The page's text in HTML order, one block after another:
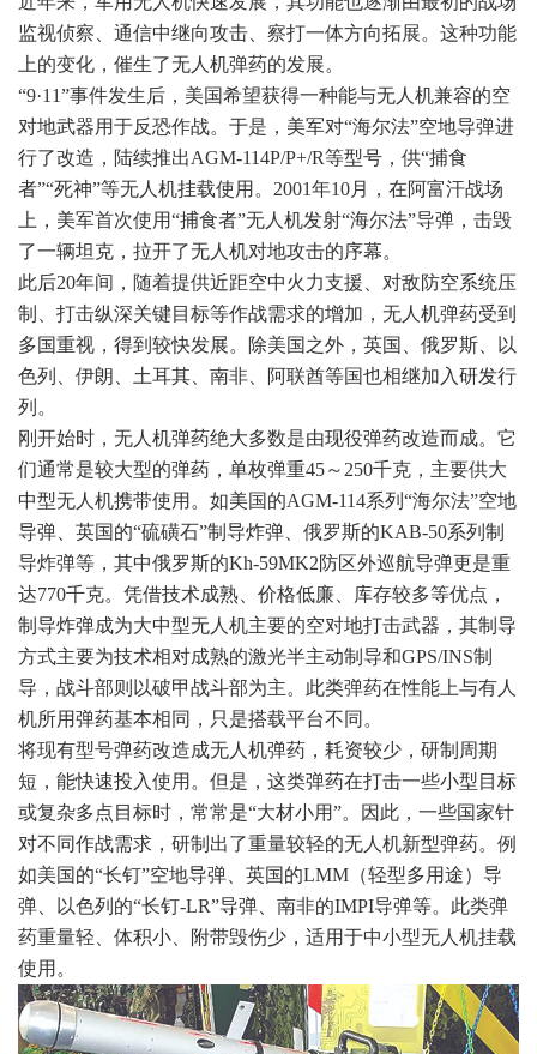
监视侦察、通信中继向攻击、察打一体方向拓展。这种功能
上的变化，催生了无人机弹药的发展。
“9·11”事件发生后，美国希望获得一种能与无人机兼容的空
对地武器用于反恐作战。于是，美军对“海尔法”空地导弹进
行了改造，陆续推出AGM-114P/P+/R等型号，供“捕食
者”“死神”等无人机挂载使用。2001年10月，在阿富汗战场
上，美军首次使用“捕食者”无人机发射“海尔法”导弹，击毁
了一辆坦克，拉开了无人机对地攻击的序幕。
此后20年间，随着提供近距空中火力支援、对敌防空系统压
制、打击纵深关键目标等作战需求的增加，无人机弹药受到
多国重视，得到较快发展。除美国之外，英国、俄罗斯、以
色列、伊朗、土耳其、南非、阿联酋等国也相继加入研发行
列。
刚开始时，无人机弹药绝大多数是由现役弹药改造而成。它
们通常是较大型的弹药，单枚弹重45～250千克，主要供大
中型无人机携带使用。如美国的AGM-114系列“海尔法”空地
导弹、英国的“硫磺石”制导炸弹、俄罗斯的KAB-50系列制
导炸弹等，其中俄罗斯的Kh-59MK2防区外巡航导弹更是重
达770千克。凭借技术成熟、价格低廉、库存较多等优点，
制导炸弹成为大中型无人机主要的空对地打击武器，其制导
方式主要为技术相对成熟的激光半主动制导和GPS/INS制
导，战斗部则以破甲战斗部为主。此类弹药在性能上与有人
机所用弹药基本相同，只是搭载平台不同。
将现有型号弹药改造成无人机弹药，耗资较少，研制周期
短，能快速投入使用。但是，这类弹药在打击一些小型目标
或复杂多点目标时，常常是“大材小用”。因此，一些国家针
对不同作战需求，研制出了重量较轻的无人机新型弹药。例
如美国的“长钉”空地导弹、英国的LMM（轻型多用途）导
弹、以色列的“长钉-LR”导弹、南非的IMPI导弹等。此类弹
药重量轻、体积小、附带毁伤少，适用于中小型无人机挂载
使用。